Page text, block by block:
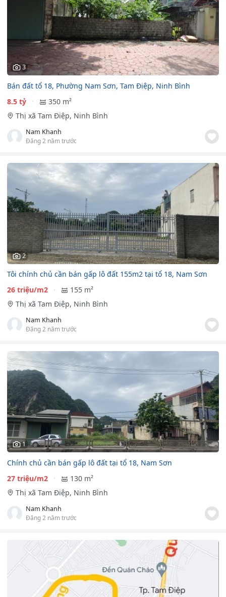
3
Bán đất tổ 18, Phường Nam Sơn, Tam Điệp, Ninh Bình
8.5 tỷ
350 m²
Thị xã Tam Điệp, Ninh Bình
Nam Khanh
Đăng 2 năm trước
2
Tôi chính chủ cần bán gấp lô đất 155m2 tại tổ 18, Nam Sơn
26 triệu/m2
155 m²
Thị xã Tam Điệp, Ninh Bình
Nam Khanh
Đăng 2 năm trước
1
Chính chủ cần bán gấp lô đất tại tổ 18, Nam Sơn
27 triệu/m2
130 m²
Thị xã Tam Điệp, Ninh Bình
Nam Khanh
Đăng 2 năm trước